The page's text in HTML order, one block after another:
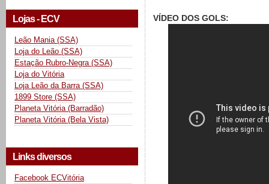
Lojas - ECV
Leão Mania (SSA)
Loja do Leão (SSA)
Estação Rubro-Negra (SSA)
Loja do Vitória
Loja Leão da Barra (SSA)
1899 Store (SSA)
Planeta Vitória (Barradão)
Planeta Vitória (Bela Vista)
Links diversos
Facebook ECVitória
VÍDEO DOS GOLS: